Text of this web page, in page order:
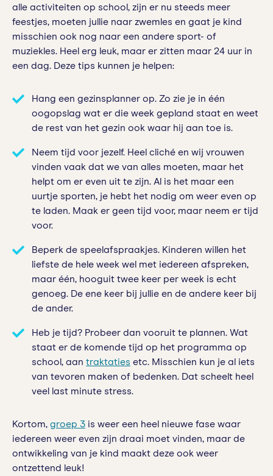
alle activiteiten op school, zijn er nu steeds meer
feestjes, moeten jullie naar zwemles en gaat je kind
misschien ook nog naar een andere sport- of
muziekles. Heel erg leuk, maar er zitten maar 24 uur in
een dag. Deze tips kunnen je helpen:
Hang een gezinsplanner op. Zo zie je in één
oogopslag wat er die week gepland staat en weet
de rest van het gezin ook waar hij aan toe is.
Neem tijd voor jezelf. Heel cliché en wij vrouwen
vinden vaak dat we van alles moeten, maar het
helpt om er even uit te zijn. Al is het maar een
uurtje sporten, je hebt het nodig om weer even op
te laden. Maak er geen tijd voor, maar neem er tijd
voor.
Beperk de speelafspraakjes. Kinderen willen het
liefste de hele week wel met iedereen afspreken,
maar één, hooguit twee keer per week is echt
genoeg. De ene keer bij jullie en de andere keer bij
de ander.
Heb je tijd? Probeer dan vooruit te plannen. Wat
staat er de komende tijd op het programma op
school, aan traktaties etc. Misschien kun je al iets
van tevoren maken of bedenken. Dat scheelt heel
veel last minute stress.
Kortom, groep 3 is weer een heel nieuwe fase waar
iedereen weer even zijn draai moet vinden, maar de
ontwikkeling van je kind maakt deze ook weer
ontzettend leuk!